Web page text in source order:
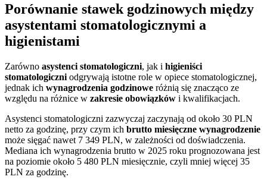
Porównanie stawek godzinowych między
asystentami stomatologicznymi a
higienistami
Zarówno asystenci stomatologiczni, jak i higieniści
stomatologiczni odgrywają istotne role w opiece stomatologicznej,
jednak ich wynagrodzenia godzinowe różnią się znacząco ze
względu na różnice w zakresie obowiązków i kwalifikacjach.
Asystenci stomatologiczni zazwyczaj zaczynają od około 30 PLN
netto za godzinę, przy czym ich brutto miesięczne wynagrodzenie
może sięgać nawet 7 349 PLN, w zależności od doświadczenia.
Mediana ich wynagrodzenia brutto w 2025 roku prognozowana jest
na poziomie około 5 480 PLN miesięcznie, czyli mniej więcej 35
PLN za godzinę.